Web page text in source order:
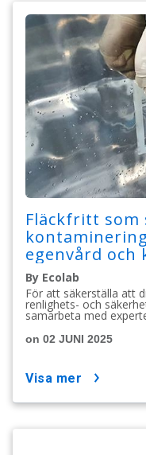
Fläckfritt som
egenvård och
By Ecolab
För att säkerställa att
renlighets- och
samarbeta med
on 02 JUNI 2025
visa mer